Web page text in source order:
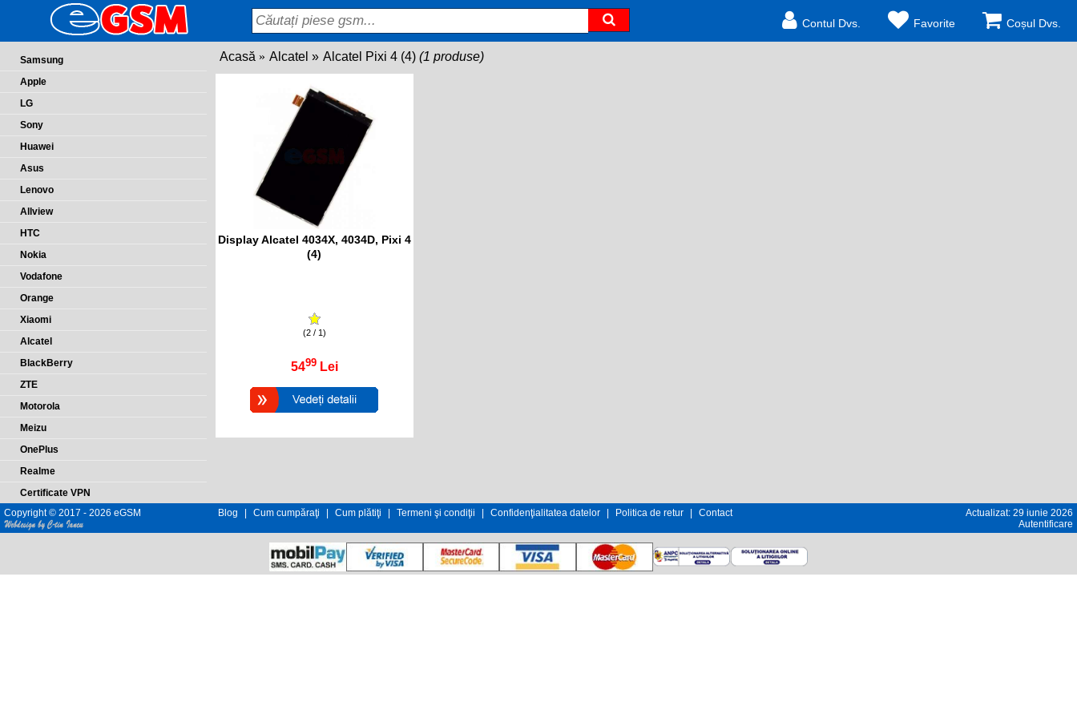
Contul Dvs. Favorite Coșul Dvs.
Samsung
Apple
LG
Sony
Huawei
Asus
Lenovo
Allview
HTC
Nokia
Vodafone
Orange
Xiaomi
Alcatel
BlackBerry
ZTE
Motorola
Meizu
OnePlus
Realme
Certificate VPN
Acasă Alcatel Alcatel Pixi 4 (4) (1 produse)
Display Alcatel 4034X, 4034D, Pixi 4
(4)
(2 / 1)
5499 Lei
Copyright © 2017 - 2026 eGSM Blog Cum cumpăraţi Cum plătiţi Termeni şi condiţii Confidenţialitatea datelor Politica de retur Contact
Actualizat: 29 iunie 2026
Autentificare